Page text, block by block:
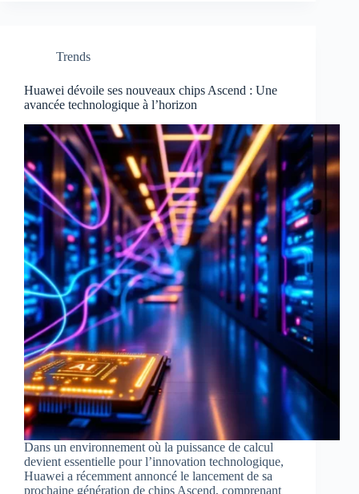
Trends
Huawei dévoile ses nouveaux chips Ascend : Une
avancée technologique à l’horizon
Dans un environnement où la puissance de calcul
devient essentielle pour l’innovation technologique,
Huawei a récemment annoncé le lancement de sa
prochaine génération de chips Ascend, comprenant